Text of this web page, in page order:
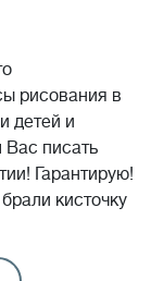
рисования в
детей и
Вас писать
Гарантирую!
кисточку